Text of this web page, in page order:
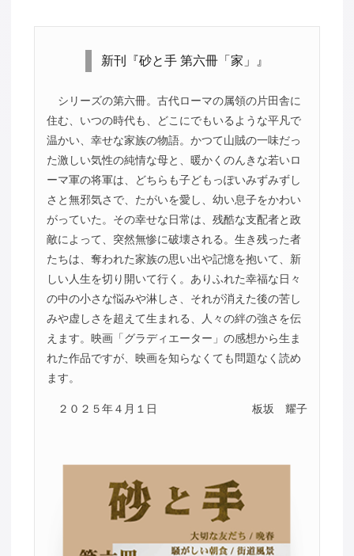
新刊『砂と手 第六冊「家」』
シリーズの第六冊。古代ローマの属領の片田舎に
住む、いつの時代も、どこにでもいるような平凡で
温かい、幸せな家族の物語。かつて山賊の一味だっ
た激しい気性の純情な母と、暖かくのんきな若いロ
ーマ軍の将軍は、どちらも子どもっぽいみずみずし
さと無邪気さで、たがいを愛し、幼い息子をかわい
がっていた。その幸せな日常は、残酷な支配者と政
敵によって、突然無惨に破壊される。生き残った者
たちは、奪われた家族の思い出や記憶を抱いて、新
しい人生を切り開いて行く。ありふれた幸福な日々
の中の小さな悩みや淋しさ、それが消えた後の苦し
みや虚しさを超えて生まれる、人々の絆の強さを伝
えます。映画「グラディエーター」の感想から生ま
れた作品ですが、映画を知らなくても問題なく読め
ます。
２０２５年４月１日 板坂 耀子